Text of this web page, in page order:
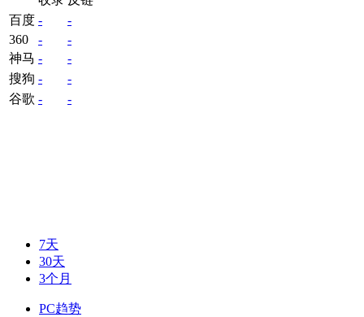
百度 -
-
360
-
-
神马 -
-
搜狗 -
-
谷歌 - -
7天
30天
3个月
PC趋势